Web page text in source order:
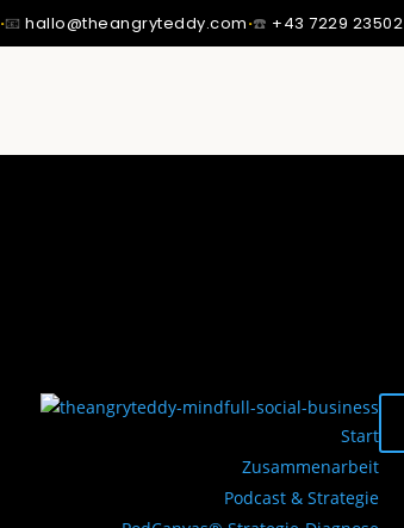
·📧hallo@theangryteddy.com·☎️ +43 7229 23502
Start
Zusammenarbeit
Podcast & Strategie